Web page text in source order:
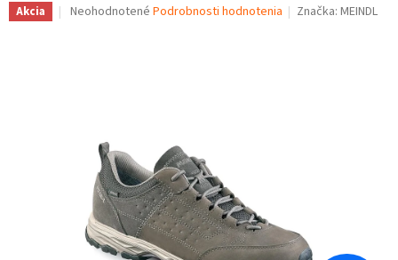
Akcia
Priemerné
Neohodnotené Podrobnosti hodnotenia Značka:MEINDL